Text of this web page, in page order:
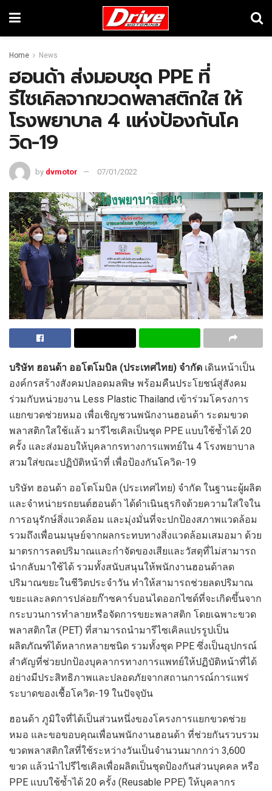
Home News
ฮอนด้า ส่งมอบชุด PPE ที่
รีไซเคิลจากขวดพลาสติกใส ให้
โรงพยาบาล 4 แห่งป้องกันโค
วิด-19
by dvmotor 07/01/2022
บริษัท ฮอนด้า ออโตโมบิล (ประเทศไทย) จำกัด เดินหน้าเป็น
องค์กรสร้างสังคมปลอดมลพิษ พร้อมคืนประโยชน์สู่สังคม
ร่วมกับหน่วยงาน Less Plastic Thailand เข้าร่วมโครงการ
แยกขวดช่วยหมอ เพื่อเชิญชวนพนักงานฮอนด้า ระดมขวด
พลาสติกใสใช้แล้ว มารีไซเคิลเป็นชุด PPE แบบใช้ซ้ำได้ 20
ครั้ง และส่งมอบให้บุคลากรทางการแพทย์ใน 4 โรงพยาบาล
สวมใส่ขณะปฏิบัติหน้าที่ เพื่อป้องกันโควิด-19
บริษัท ฮอนด้า ออโตโมบิล (ประเทศไทย) จำกัด ในฐานะผู้ผลิต
และจำหน่ายรถยนต์ฮอนด้า ได้ดำเนินธุรกิจด้วยความใส่ใจใน
การอนุรักษ์สิ่งแวดล้อม และมุ่งมั่นที่จะปกป้องสภาพแวดล้อม
รวมถึงเพื่อนมนุษย์จากผลกระทบทางสิ่งแวดล้อมเสมอมา ด้วย
มาตรการลดปริมาณและกำจัดของเสียและวัสดุที่ไม่สามารถ
นำกลับมาใช้ได้ รวมทั้งสนับสนุนให้พนักงานฮอนด้าลด
ปริมาณขยะในชีวิตประจำวัน ทำให้สามารถช่วยลดปริมาณ
ขยะและลดการปล่อยก๊าซคาร์บอนไดออกไซด์ที่จะเกิดขึ้นจาก
กระบวนการทำลายหรือจัดการขยะพลาสติก โดยเฉพาะขวด
พลาสติกใส (PET) ที่สามารถนำมารีไซเคิลแปรรูปเป็น
ผลิตภัณฑ์ได้หลากหลายชนิด รวมทั้งชุด PPE ซึ่งเป็นอุปกรณ์
สำคัญที่ช่วยปกป้องบุคลากรทางการแพทย์ให้ปฏิบัติหน้าที่ได้
อย่างมีประสิทธิภาพและปลอดภัยจากสถานการณ์การแพร่
ระบาดของเชื้อโควิด-19 ในปัจจุบัน
ฮอนด้า ภูมิใจที่ได้เป็นส่วนหนึ่งของโครงการแยกขวดช่วย
หมอ และขอขอบคุณเพื่อนพนักงานฮอนด้า ที่ช่วยกันรวบรวม
ขวดพลาสติกใสที่ใช้ระหว่างวันเป็นจำนวนมากกว่า 3,600
ขวด แล้วนำไปรีไซเคิลเพื่อผลิตเป็นชุดป้องกันส่วนบุคคล หรือ
PPE แบบใช้ซ้ำได้ 20 ครั้ง (Reusable PPE) ให้บุคลากร